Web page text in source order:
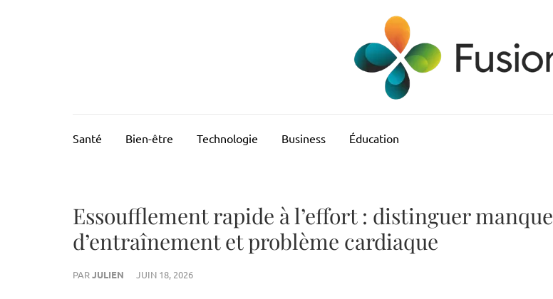
Santé Bien-être Technologie Business Éducation
Essoufflement rapide à l’effort : distinguer manque
d’entraînement et problème cardiaque
PARJULIEN JUIN 18, 2026